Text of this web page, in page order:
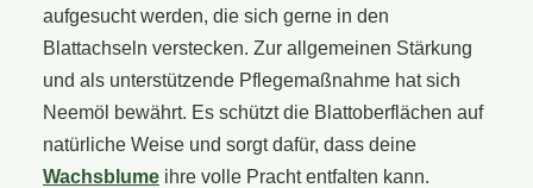
aufgesucht werden, die sich gerne in den
Blattachseln verstecken. Zur allgemeinen Stärkung
und als unterstützende Pflegemaßnahme hat sich
Neemöl bewährt. Es schützt die Blattoberflächen auf
natürliche Weise und sorgt dafür, dass deine
Wachsblume ihre volle Pracht entfalten kann.